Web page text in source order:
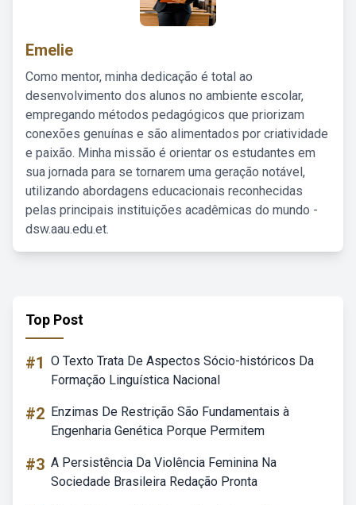
Emelie
Como mentor, minha dedicação é total ao
desenvolvimento dos alunos no ambiente escolar,
empregando métodos pedagógicos que priorizam
conexões genuínas e são alimentados por criatividade
e paixão. Minha missão é orientar os estudantes em
sua jornada para se tornarem uma geração notável,
utilizando abordagens educacionais reconhecidas
pelas principais instituições acadêmicas do mundo -
dsw.aau.edu.et.
Top Post
#1 O Texto Trata De Aspectos Sócio-históricos Da
Formação Linguística Nacional
#2 Enzimas De Restrição São Fundamentais à
Engenharia Genética Porque Permitem
#3 A Persistência Da Violência Feminina Na
Sociedade Brasileira Redação Pronta